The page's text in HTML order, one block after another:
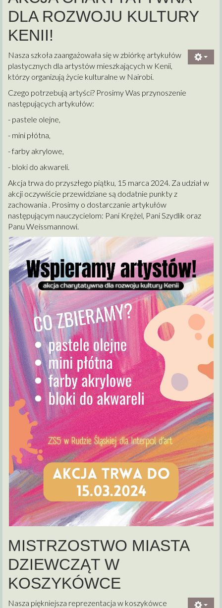
DLA ROZWOJU KULTURY
KENII!
Nasza szkoła zaangażowała się w zbiórkę artykułów
plastycznych dla artystów mieszkających w Kenii,
którzy organizują życie kulturalne w Nairobi.
Czego potrzebują artyści? Prosimy Was przynoszenie
następujących artykułów:
- pastele olejne,
- mini płótna,
- farby akrylowe,
- bloki do akwareli.
Akcja trwa do przyszłego piątku, 15 marca 2024. Za udział w
akcji oczywiście przewidziane są dodatnie punkty z
zachowania . Prosimy o dostarczanie artykułów
następującym nauczycielom: Pani Krężel, Pani Szydlik oraz
Panu Weissmannowi.
MISTRZOSTWO MIASTA
DZIEWCZĄT W
KOSZYKÓWCE
Nasza piękniejsza reprezentacja w koszykówce